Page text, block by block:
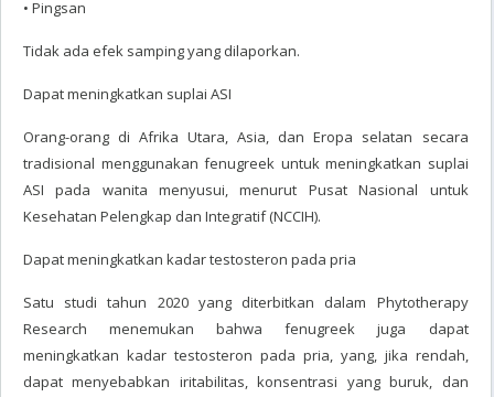
• Pingsan
Tidak ada efek samping yang dilaporkan.
Dapat meningkatkan suplai ASI
Orang-orang di Afrika Utara, Asia, dan Eropa selatan secara
tradisional menggunakan fenugreek untuk meningkatkan suplai
ASI pada wanita menyusui, menurut Pusat Nasional untuk
Kesehatan Pelengkap dan Integratif (NCCIH).
Dapat meningkatkan kadar testosteron pada pria
Satu studi tahun 2020 yang diterbitkan dalam Phytotherapy
Research menemukan bahwa fenugreek juga dapat
meningkatkan kadar testosteron pada pria, yang, jika rendah,
dapat menyebabkan iritabilitas, konsentrasi yang buruk, dan